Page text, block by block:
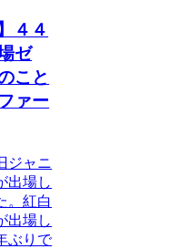
４４
ゼ
こと
ァー
ジャニ
出場し
。紅白
出場し
ぶりで